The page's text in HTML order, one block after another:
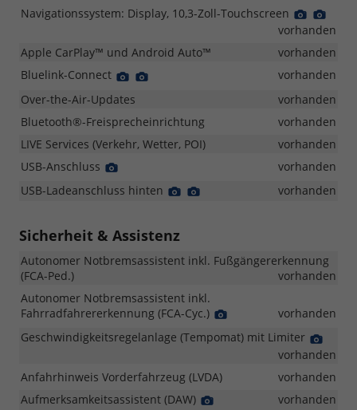
Navigationssystem: Display, 10,3-Zoll-Touchscreen
Detail
FotoFoto
vorhanden
Apple CarPlay™ und Android Auto™
vorhanden
Bluelink-Connect
Detail
vorhanden
Over-the-Air-Updates
vorhanden
Bluetooth®-Freisprecheinrichtung
vorhanden
LIVE Services (Verkehr, Wetter, POI)
vorhanden
USB-Anschluss
vorhanden
USB-Ladeanschluss hinten
Detail
vorhanden
Sicherheit & Assistenz
Autonomer Notbremsassistent inkl. Fußgängererkennung
(FCA-Ped.)
vorhanden
Autonomer Notbremsassistent inkl.
Fahrradfahrererkennung (FCA-Cyc.)
vorhanden
Geschwindigkeitsregelanlage (Tempomat) mit Limiter
Foto
vorhanden
Anfahrhinweis Vorderfahrzeug (LVDA)
vorhanden
Aufmerksamkeitsassistent (DAW)
vorhanden